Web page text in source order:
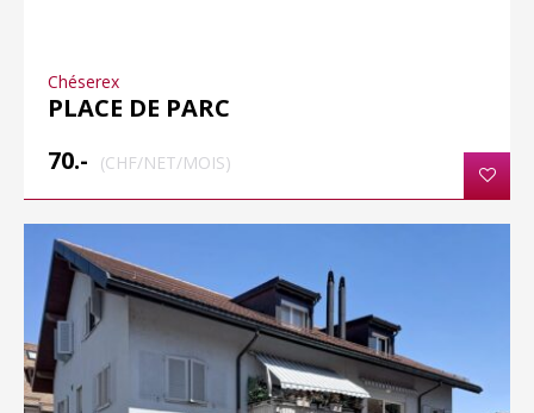
Chéserex
PLACE DE PARC
70.-
(CHF/NET/MOIS)